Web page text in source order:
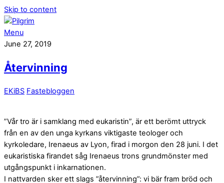
Skip to content
Menu
June 27, 2019
Återvinning
EKiBS Fastebloggen
”Vår tro är i samklang med eukaristin”, är ett berömt uttryck
från en av den unga kyrkans viktigaste teologer och
kyrkoledare, Irenaeus av Lyon, firad i morgon den 28 juni. I det
eukaristiska firandet såg Irenaeus trons grundmönster med
utgångspunkt i inkarnationen.
I nattvarden sker ett slags ”återvinning”: vi bär fram bröd och